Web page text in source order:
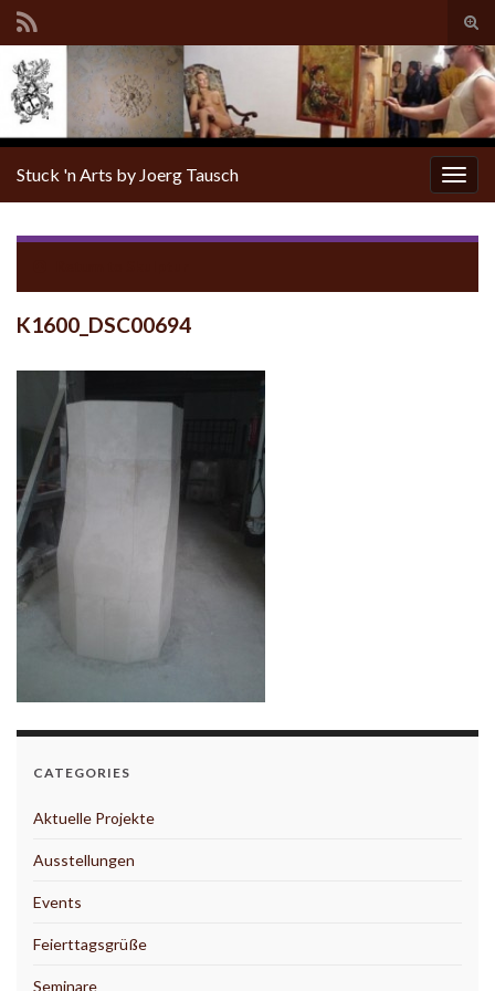
Stuck 'n Arts by Joerg Tausch
K1600_DSC00694
CATEGORIES
Aktuelle Projekte
Ausstellungen
Events
Feierttagsgrüße
Seminare